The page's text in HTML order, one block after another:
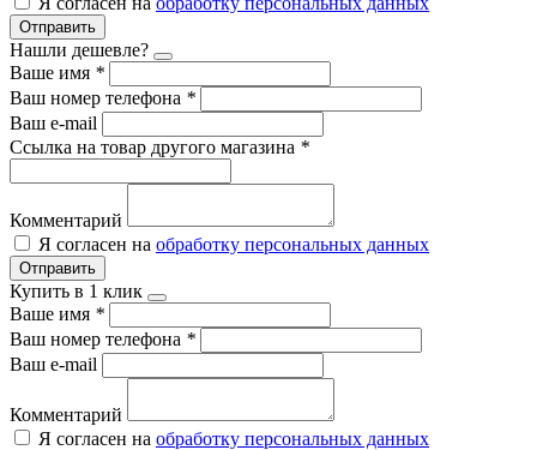
Отправить
Нашли дешевле?
Ваше имя *
Ваш номер телефона *
Ваш e-mail
Ссылка на товар другого магазина *
Комментарий
Я согласен на обработку персональных данных
Отправить
Купить в 1 клик
Ваше имя *
Ваш номер телефона *
Ваш e-mail
Комментарий
Я согласен на обработку персональных данных